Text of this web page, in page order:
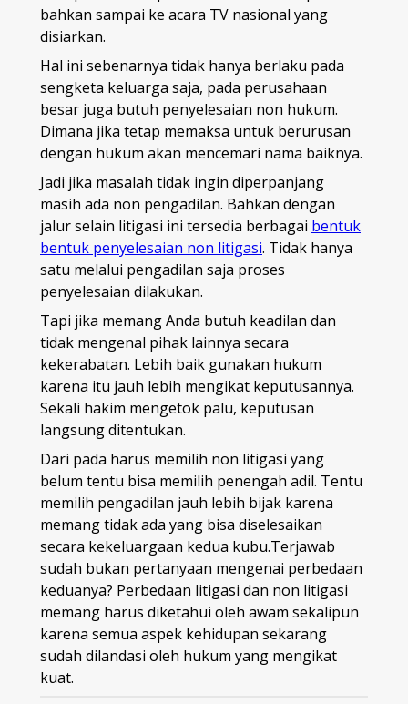
bahkan sampai ke acara TV nasional yang
disiarkan.
Hal ini sebenarnya tidak hanya berlaku pada
sengketa keluarga saja, pada perusahaan
besar juga butuh penyelesaian non hukum.
Dimana jika tetap memaksa untuk berurusan
dengan hukum akan mencemari nama baiknya.
Jadi jika masalah tidak ingin diperpanjang
masih ada non pengadilan. Bahkan dengan
jalur selain litigasi ini tersedia berbagai bentuk
bentuk penyelesaian non litigasi. Tidak hanya
satu melalui pengadilan saja proses
penyelesaian dilakukan.
Tapi jika memang Anda butuh keadilan dan
tidak mengenal pihak lainnya secara
kekerabatan. Lebih baik gunakan hukum
karena itu jauh lebih mengikat keputusannya.
Sekali hakim mengetok palu, keputusan
langsung ditentukan.
Dari pada harus memilih non litigasi yang
belum tentu bisa memilih penengah adil. Tentu
memilih pengadilan jauh lebih bijak karena
memang tidak ada yang bisa diselesaikan
secara kekeluargaan kedua kubu.Terjawab
sudah bukan pertanyaan mengenai perbedaan
keduanya? Perbedaan litigasi dan non litigasi
memang harus diketahui oleh awam sekalipun
karena semua aspek kehidupan sekarang
sudah dilandasi oleh hukum yang mengikat
kuat.